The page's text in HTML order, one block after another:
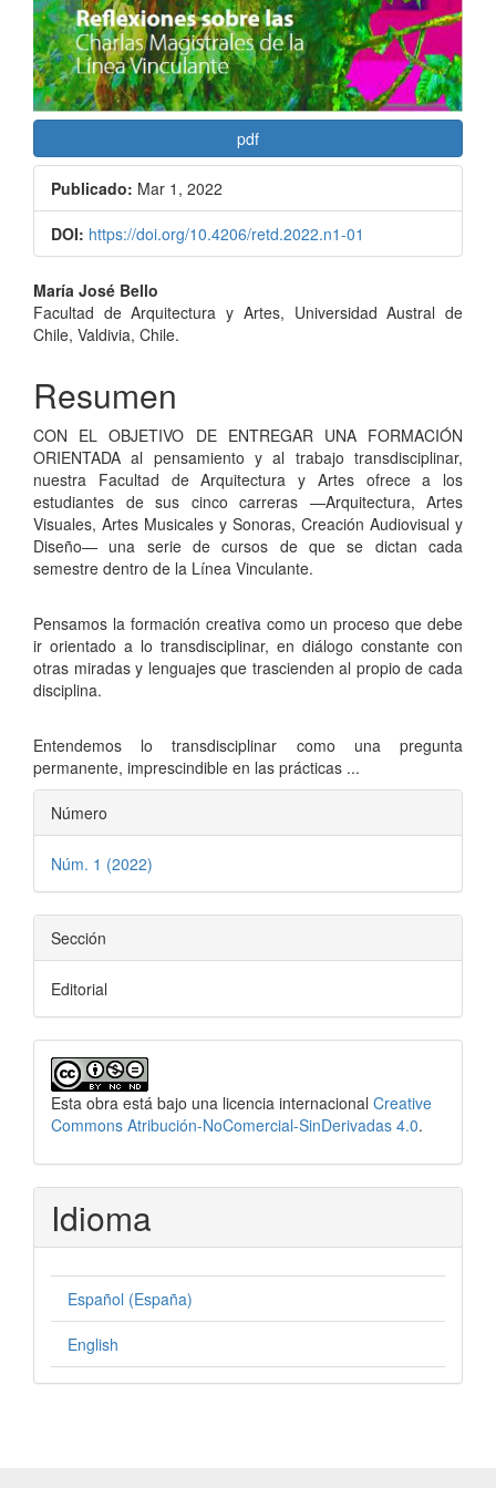
pdf
Publicado: Mar 1, 2022
DOI: https://doi.org/10.4206/retd.2022.n1-01
Contenido
principal
artículo
María José Bello
Facultad de Arquitectura y Artes, Universidad Austral de
Chile, Valdivia, Chile.
Resumen
CON EL OBJETIVO DE ENTREGAR UNA FORMACIÓN
ORIENTADA al pensamiento y al trabajo transdisciplinar,
nuestra Facultad de Arquitectura y Artes ofrece a los
estudiantes de sus cinco carreras —Arquitectura, Artes
Visuales, Artes Musicales y Sonoras, Creación Audiovisual y
Diseño— una serie de cursos de que se dictan cada
semestre dentro de la Línea Vinculante.
Pensamos la formación creativa como un proceso que debe
ir orientado a lo transdisciplinar, en diálogo constante con
otras miradas y lenguajes que trascienden al propio de cada
disciplina.
Entendemos lo transdisciplinar como una pregunta
permanente, imprescindible en las prácticas ...
Detalles
del
artículo
Número
Núm. 1 (2022)
Sección
Editorial
Esta obra está bajo una licencia internacional Creative
Commons Atribución-NoComercial-SinDerivadas 4.0.
Idioma
Español (España)
English